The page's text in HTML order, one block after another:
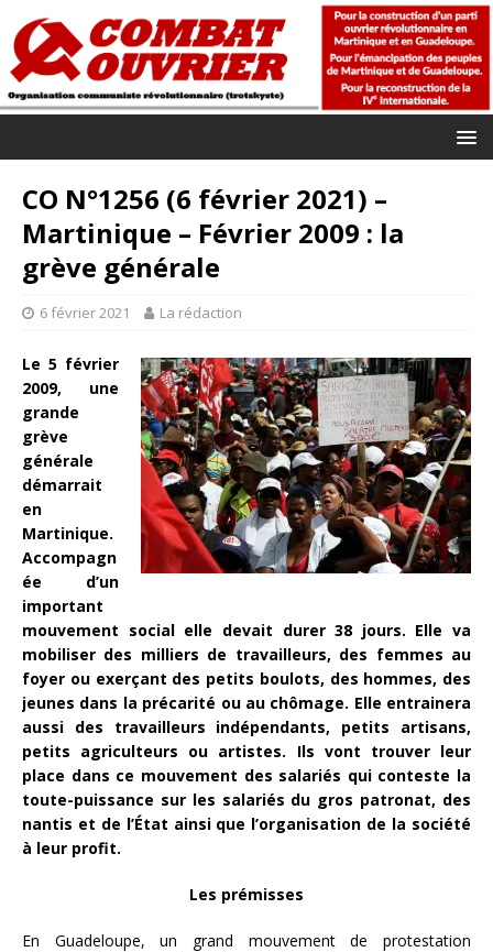
CO N°1256 (6 février 2021) –
Martinique – Février 2009 : la
grève générale
6 février 2021 La rédaction
Le 5 février
2009, une
grande
grève
générale
démarrait
en
Martinique.
Accompagn
ée d’un
important
mouvement social elle devait durer 38 jours. Elle va
mobiliser des milliers de travailleurs, des femmes au
foyer ou exerçant des petits boulots, des hommes, des
jeunes dans la précarité ou au chômage. Elle entrainera
aussi des travailleurs indépendants, petits artisans,
petits agriculteurs ou artistes. Ils vont trouver leur
place dans ce mouvement des salariés qui conteste la
toute-puissance sur les salariés du gros patronat, des
nantis et de l’État ainsi que l’organisation de la société
à leur profit.
Les prémisses
En Guadeloupe, un grand mouvement de protestation